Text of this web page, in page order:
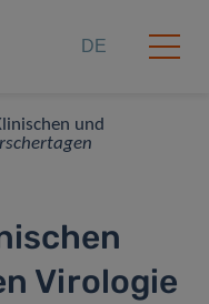
DE
und
Virologie